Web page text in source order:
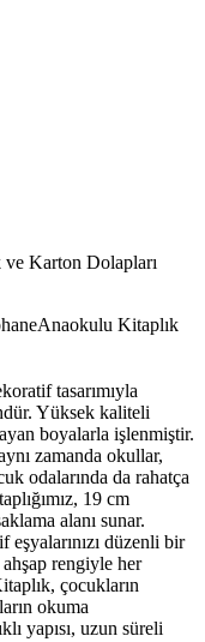
Karton Dolapları
Anaokulu Kitaplık
tasarımıyla
Yüksek kaliteli
boyalarla işlenmiştir.
zamanda okullar,
odalarında da rahatça
19 cm
alanı sunar.
eşyalarınızı düzenli bir
rengiyle her
çocukların
okuma
yapısı, uzun süreli